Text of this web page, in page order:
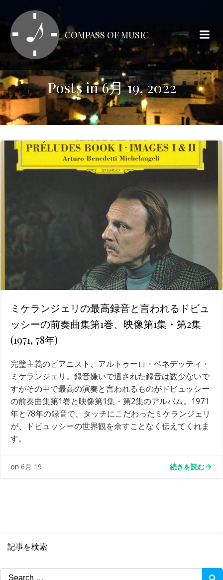
テ
ン
ツ
ス
キ
ッ
プ
COMPASS OF MUSIC
Posts in 6月 19, 2022
ミケランジェリの最高録音と言われるドビュ
ッシーの前奏曲集第1巻、映像第1集・第2集
(1971, 78年)
完璧主義のピアニスト、アルトゥーロ・ベネデッティ・
ミケランジェリ。録音嫌いで遺された録音は数少ないで
すがその中で最高の演奏と言われるものがドビュッシー
の前奏曲集第1巻と映像第1集・第2集のアルバム。1971
年と78年の録音で、タッチにこだわったミケランジェリ
が、ドビュッシーの世界観を余すことなく伝えてくれま
す。
on 6月 19 続きを読む
記事を検索
Search